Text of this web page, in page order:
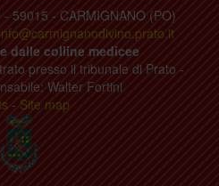
59015 - CARMIGNANO (PO)
info@carmignanodivino.prato.it
dalle colline medicee
presso il tribunale di Prato -
Walter Fortini
- Site map